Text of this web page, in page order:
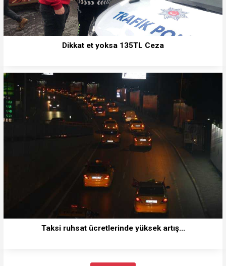
Dikkat et yoksa 135TL Ceza
Taksi ruhsat ücretlerinde yüksek artış...